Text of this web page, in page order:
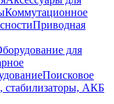
Коммутационное
Приводная
для
Поисковое
стабилизаторы, АКБ